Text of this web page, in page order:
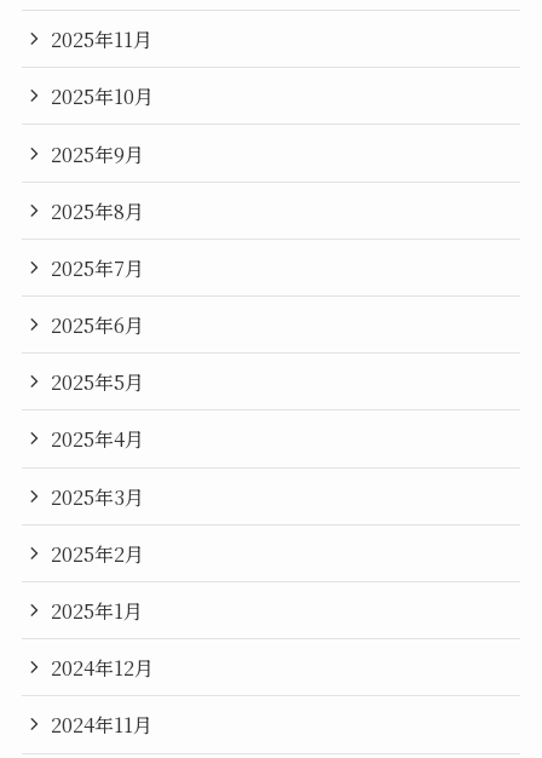
2025年11月
2025年10月
2025年9月
2025年8月
2025年7月
2025年6月
2025年5月
2025年4月
2025年3月
2025年2月
2025年1月
2024年12月
2024年11月